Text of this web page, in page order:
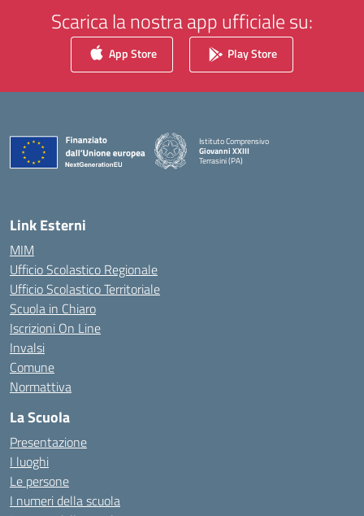
Scarica la nostra app ufficiale su:
App Store Play Store
Istituto Comprensivo
Giovanni XXIII
Terrasini (PA)
Link Esterni
MIM
Ufficio Scolastico Regionale
Ufficio Scolastico Territoriale
Scuola in Chiaro
Iscrizioni On Line
Invalsi
Comune
Normattiva
La Scuola
Presentazione
I luoghi
Le persone
I numeri della scuola